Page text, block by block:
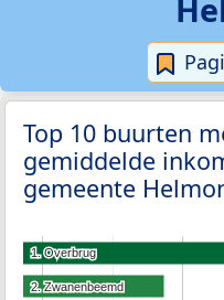
Top 10 buurten
gemiddelde
gemeente
1. Overbrug
1. Overbrug
2. Zwanenbeemd
2. Zwanenbeemd